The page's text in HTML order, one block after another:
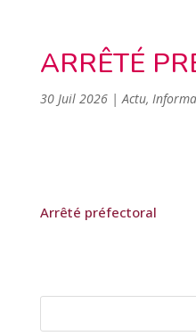
ARRÊTÉ
30 Juil 2026|Actu,
Arrêté préfectoral